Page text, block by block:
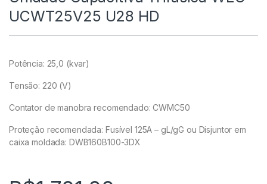
UCWT25V25 U28 HD
Potência: 25,0 (kvar)
Tensão: 220 (V)
Contator de manobra recomendado: CWMC50
Proteção recomendada: Fusível 125A – gL/gG ou Disjuntor em
caixa moldada: DWB160B100-3DX